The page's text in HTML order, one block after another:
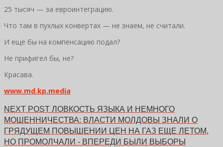
25 тысяч — за евроинтеграцию.
Что там в пухлых конвертах — не знаем, не считали.
И ещё бы на компенсацию подал?
Не прифигел бы, не?
Красава.
www.md.kp.media
NEXT POST ЛОВКОСТЬ ЯЗЫКА И НЕМНОГО
МОШЕННИЧЕСТВА: ВЛАСТИ МОЛДОВЫ ЗНАЛИ О
ГРЯДУЩЕМ ПОВЫШЕНИИ ЦЕН НА ГАЗ ЕЩЕ ЛЕТОМ,
НО ПРОМОЛЧАЛИ - ВПЕРЕДИ БЫЛИ ВЫБОРЫ